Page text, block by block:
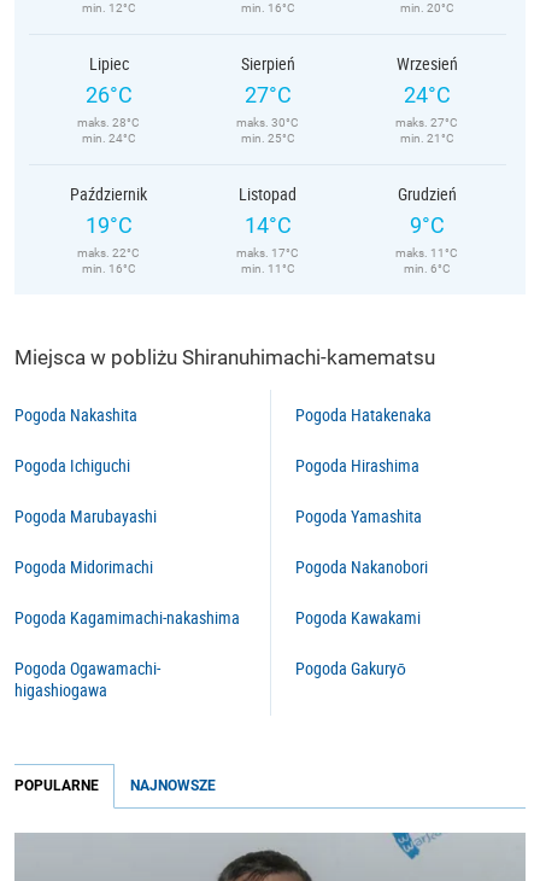
min. 12°C
min. 16°C
min. 20°C
Lipiec
26°C
maks. 28°C
min. 24°C
Sierpień
27°C
maks. 30°C
min. 25°C
Wrzesień
24°C
maks. 27°C
min. 21°C
Październik
19°C
maks. 22°C
min. 16°C
Listopad
14°C
maks. 17°C
min. 11°C
Grudzień
9°C
maks. 11°C
min. 6°C
Miejsca w pobliżu Shiranuhimachi-kamematsu
Pogoda Nakashita
Pogoda Ichiguchi
Pogoda Marubayashi
Pogoda Midorimachi
Pogoda Kagamimachi-nakashima
Pogoda Ogawamachi-
higashiogawa
Pogoda Hatakenaka
Pogoda Hirashima
Pogoda Yamashita
Pogoda Nakanobori
Pogoda Kawakami
Pogoda Gakuryō
POPULARNE NAJNOWSZE